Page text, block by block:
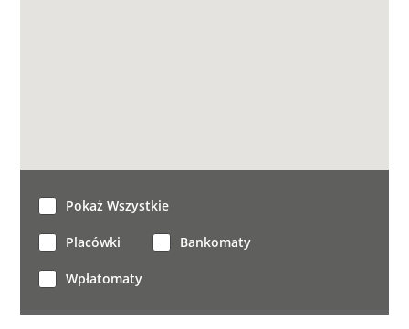
Pokaż Wszystkie
Placówki Bankomaty
Wpłatomaty